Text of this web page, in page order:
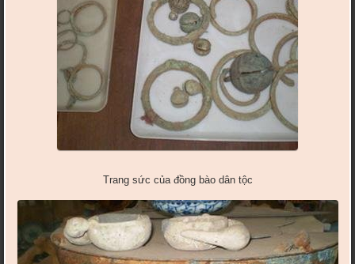
Trang sức của đồng bào dân tộc